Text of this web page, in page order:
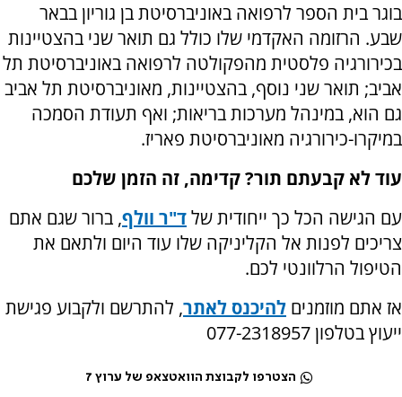
בוגר בית הספר לרפואה באוניברסיטת בן גוריון בבאר
שבע. הרזומה האקדמי שלו כולל גם תואר שני בהצטיינות
בכירורגיה פלסטית מהפקולטה לרפואה באוניברסיטת תל
אביב; תואר שני נוסף, בהצטיינות, מאוניברסיטת תל אביב
גם הוא, במינהל מערכות בריאות; ואף תעודת הסמכה
במיקרו-כירורגיה מאוניברסיטת פאריז.
עוד לא קבעתם תור? קדימה, זה הזמן שלכם
עם הגישה הכל כך ייחודית שלד"ר וולף, ברור שגם אתם
צריכים לפנות אל הקליניקה שלו עוד היום ולתאם את
הטיפול הרלוונטי לכם.
אז אתם מוזמנים להיכנס לאתר, להתרשם ולקבוע פגישת
ייעוץ בטלפון 077-2318957
הצטרפו לקבוצת הוואטצאפ של ערוץ 7